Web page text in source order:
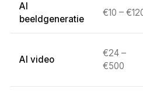
AI
beeldgeneratie
€10 –
AI video
€24 –
€500